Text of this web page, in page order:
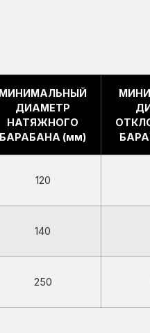
МИНИМАЛЬНЫЙ
ДИАМЕТР
НАТЯЖНОГО
БАРАБАНА (мм)
120
140
250